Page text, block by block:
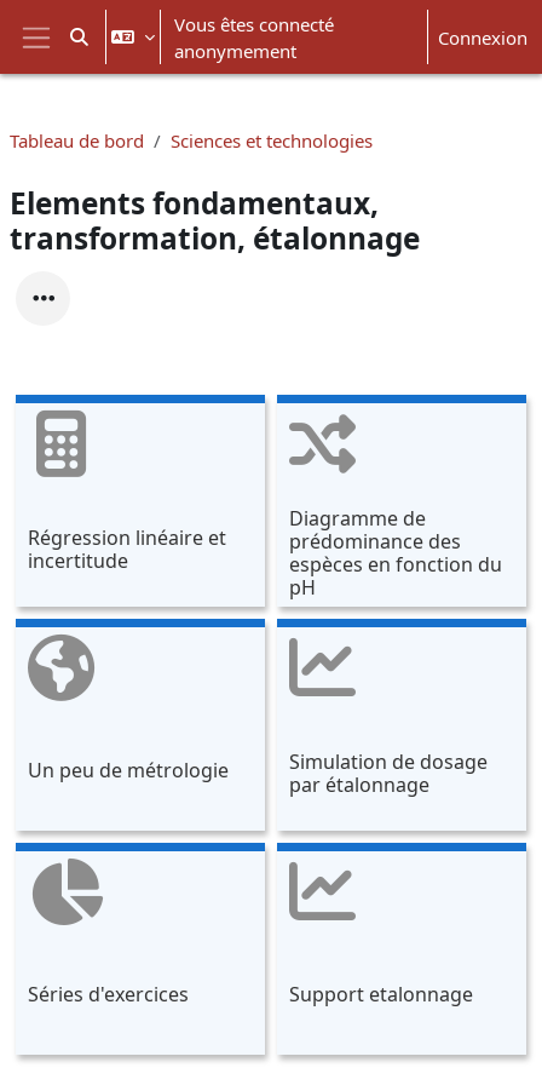
Passer au contenu principal
Panneau latéral
Activer/désactiver la saisie de recherche
Vous êtes connecté
anonymement
Connexion
Tableau de bord Sciences et technologies
Elements fondamentaux,
transformation, étalonnage
Régression linéaire et
incertitude
Diagramme de
prédominance des
espèces en fonction du
pH
Un peu de métrologie
Simulation de dosage
par étalonnage
Séries d'exercices Support etalonnage